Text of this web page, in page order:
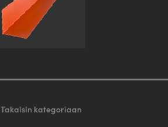
Takaisin kategoriaan